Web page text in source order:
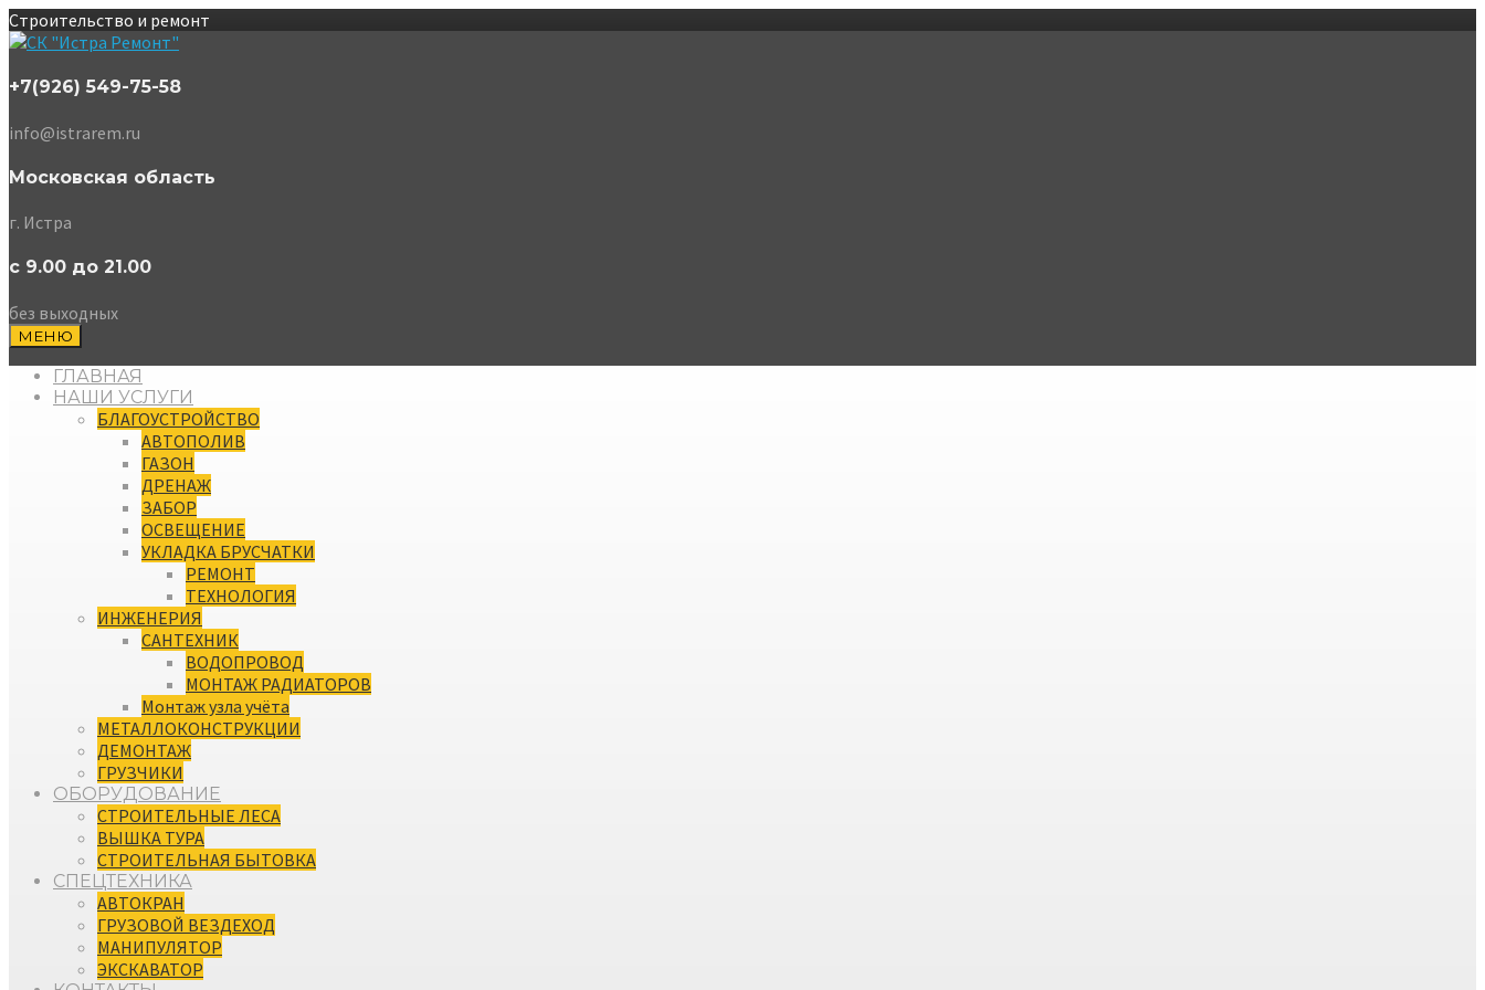
Строительство и ремонт
+7(926) 549-75-58
info@istrarem.ru
Московская область
г. Истра
с 9.00 до 21.00
без выходных
МЕНЮ
ГЛАВНАЯ
НАШИ УСЛУГИ
БЛАГОУСТРОЙСТВО
АВТОПОЛИВ
ГАЗОН
ДРЕНАЖ
ЗАБОР
ОСВЕЩЕНИЕ
УКЛАДКА БРУСЧАТКИ
РЕМОНТ
ТЕХНОЛОГИЯ
ИНЖЕНЕРИЯ
САНТЕХНИК
ВОДОПРОВОД
МОНТАЖ РАДИАТОРОВ
Монтаж узла учёта
МЕТАЛЛОКОНСТРУКЦИИ
ДЕМОНТАЖ
ГРУЗЧИКИ
ОБОРУДОВАНИЕ
СТРОИТЕЛЬНЫЕ ЛЕСА
ВЫШКА ТУРА
СТРОИТЕЛЬНАЯ БЫТОВКА
СПЕЦТЕХНИКА
АВТОКРАН
ГРУЗОВОЙ ВЕЗДЕХОД
МАНИПУЛЯТОР
ЭКСКАВАТОР